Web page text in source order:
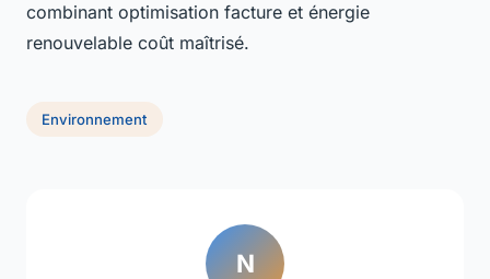
combinant optimisation facture et énergie
renouvelable coût maîtrisé.
Environnement
N